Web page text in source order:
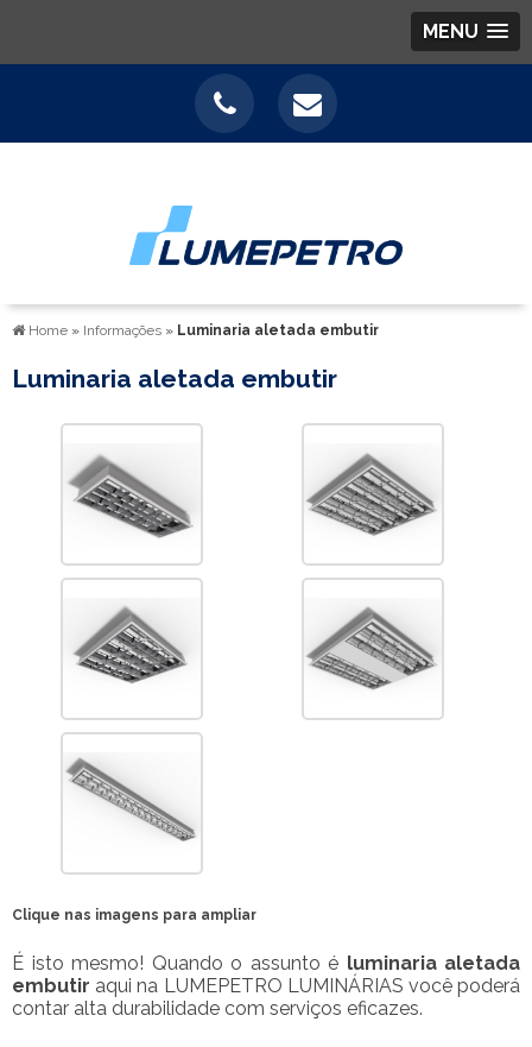
MENU
Home » Informações » Luminaria aletada embutir
Luminaria aletada embutir
Clique nas imagens para ampliar
É isto mesmo! Quando o assunto é luminaria aletada
embutir aqui na LUMEPETRO LUMINÁRIAS você poderá
contar alta durabilidade com serviços eficazes.